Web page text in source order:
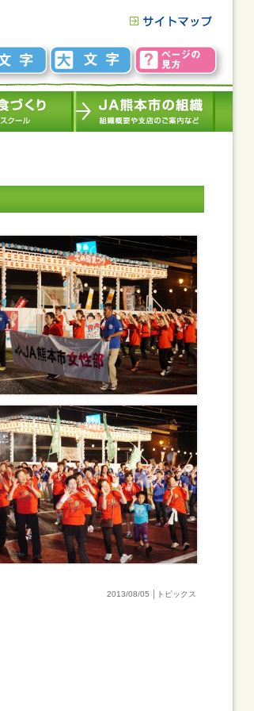
2013/08/05 │トピックス